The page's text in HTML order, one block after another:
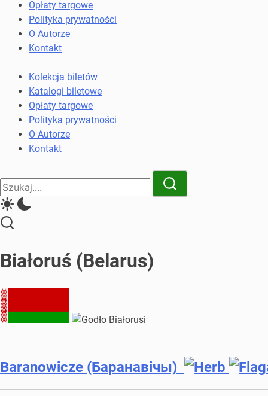
komunikacji
miejskiej
kolejowych
Opłaty targowe
Polityka prywatności
O Autorze
Kontakt
Kolekcja biletów
Katalogi biletowe
Opłaty targowe
Polityka prywatności
O Autorze
Kontakt
Close
Search
Search
Białoruś (Belarus)
Baranowicze (Баранавічы)